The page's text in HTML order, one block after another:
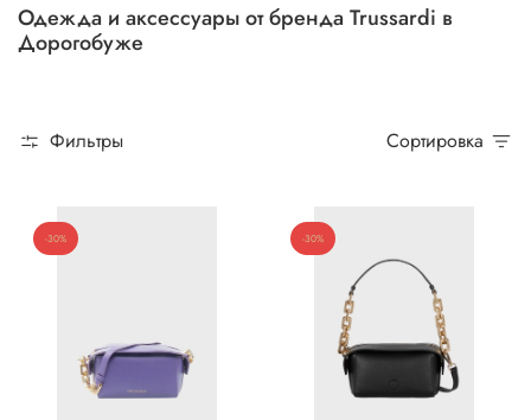
Одежда и аксессуары от бренда Trussardi в
Дорогобуже
Фильтры Сортировка
-30% -30%